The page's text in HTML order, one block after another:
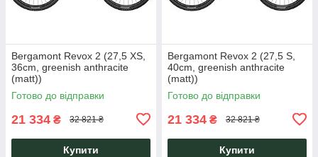
Bergamont Revox 2 (27,5 XS,
36cm, greenish anthracite
(matt))
Готово до відправки
21 334 ₴ 32 821 ₴
Купити
Bergamont Revox 2 (27,5 S,
40cm, greenish anthracite
(matt))
Готово до відправки
21 334 ₴ 32 821 ₴
Купити